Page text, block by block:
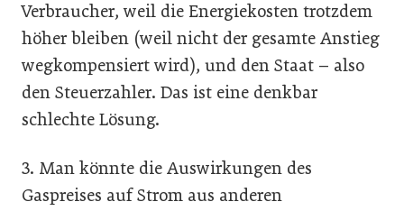
Verbraucher, weil die Energiekosten trotzdem
höher bleiben (weil nicht der gesamte Anstieg
wegkompensiert wird), und den Staat – also
den Steuerzahler. Das ist eine denkbar
schlechte Lösung.
3. Man könnte die Auswirkungen des
Gaspreises auf Strom aus anderen